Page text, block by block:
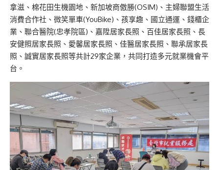
拿滋、棉花田生機園地、新加坡商傲勝(OSIM)、主婦聯盟生活
消費合作社、微笑單車(YouBike)、孩享趣、國立通運、錢櫃企
業、聯合醫院(忠孝院區)、嘉陞居家長照、百佳居家長照、長
安健照居家長照、愛馨居家長照、佳醫居家長照、聯承居家長
照、誠實居家長照等共計29家企業，共同打造多元就業機會平
台。